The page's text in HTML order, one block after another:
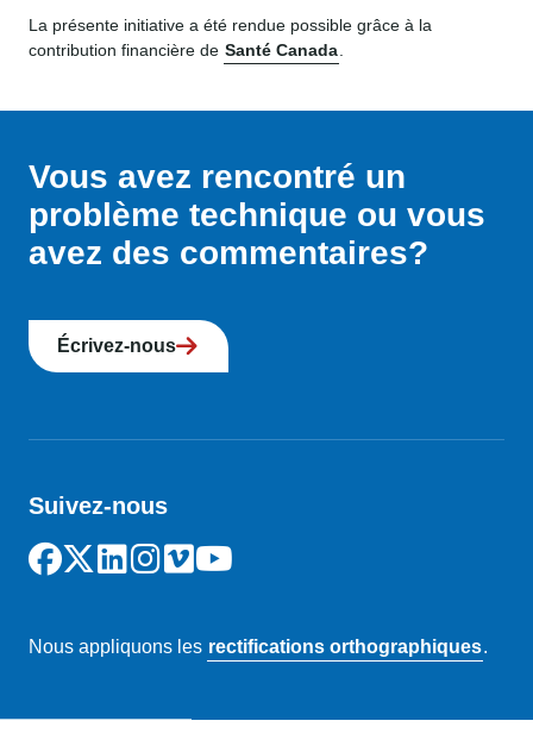
La présente initiative a été rendue possible grâce à la
contribution financière de Santé Canada
Vous avez rencontré un
problème technique ou vous
avez des commentaires?
Écrivez-nous
Suivez-nous
Nous appliquons les rectifications orthographiques.